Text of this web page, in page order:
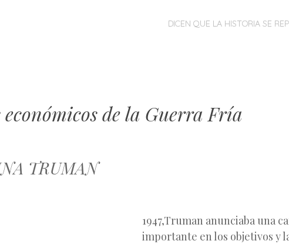
MENÚ
SALTARDICEN QUE LA HISTORIA SE
económicos de la Guerra Fría
TRUMAN
1947,Truman anunciaba una
importante en los objetivos y